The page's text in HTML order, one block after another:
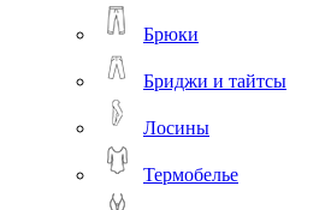
Брюки
Бриджи и тайтсы
Лосины
Термобелье